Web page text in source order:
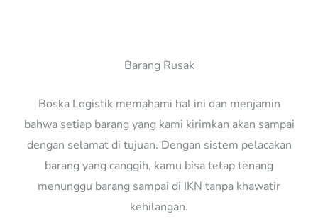
Barang Rusak
Boska Logistik memahami hal ini dan menjamin
bahwa setiap barang yang kami kirimkan akan sampai
dengan selamat di tujuan. Dengan sistem pelacakan
barang yang canggih, kamu bisa tetap tenang
menunggu barang sampai di IKN tanpa khawatir
kehilangan.